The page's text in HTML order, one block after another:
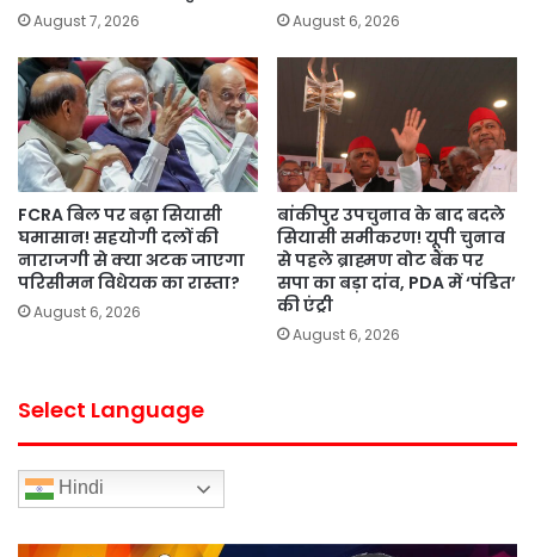
August 7, 2026 August 6, 2026
FCRA बिल पर बढ़ा सियासी
घमासान! सहयोगी दलों की
नाराजगी से क्या अटक जाएगा
परिसीमन विधेयक का रास्ता?
August 6, 2026
बांकीपुर उपचुनाव के बाद बदले
सियासी समीकरण! यूपी चुनाव
से पहले ब्राह्मण वोट बैंक पर
सपा का बड़ा दांव, PDA में ‘पंडित’
की एंट्री
August 6, 2026
Select Language
Hindi